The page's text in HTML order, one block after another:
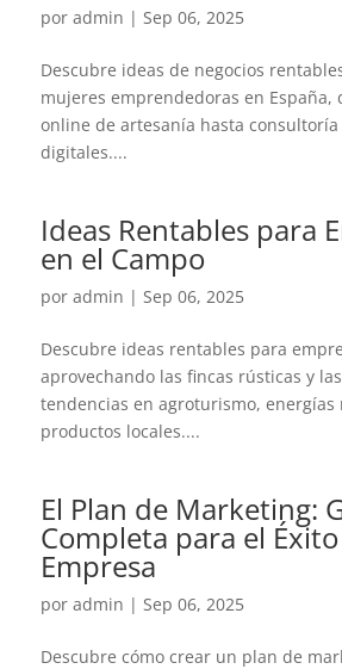
por admin | Sep 06, 2025
Descubre ideas de negocios
mujeres emprendedoras en España,
online de artesanía hasta consultoría
digitales....
Ideas Rentables para
en el Campo
por admin | Sep 06, 2025
Descubre ideas rentables para
aprovechando las fincas rústicas y
tendencias en agroturismo, energías
productos locales....
El Plan de Marketing:
Completa para el
Empresa
por admin | Sep 06, 2025
Descubre cómo crear un plan de